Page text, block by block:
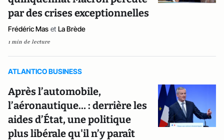
par des crises exceptionnelles
Frédéric Mas et La Brède
1 min de lecture
ATLANTICO BUSINESS
Après l’automobile,
l’aéronautique… : derrière les
aides d’État, une politique
plus libérale qu'il n’y paraît